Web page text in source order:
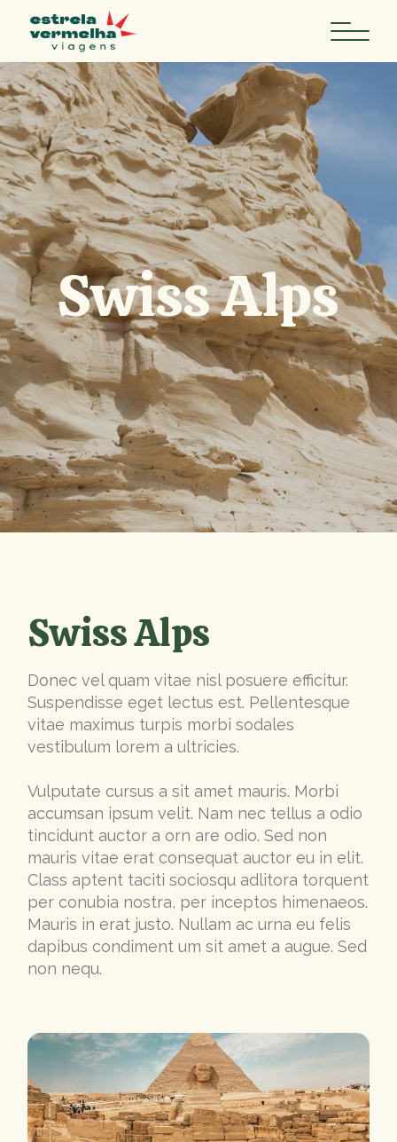
Swiss Alps
Swiss Alps
Donec vel quam vitae nisl posuere efficitur.
Suspendisse eget lectus est. Pellentesque
vitae maximus turpis morbi sodales
vestibulum lorem a ultricies.
Vulputate cursus a sit amet mauris. Morbi
accumsan ipsum velit. Nam nec tellus a odio
tincidunt auctor a orn are odio. Sed non
mauris vitae erat consequat auctor eu in elit.
Class aptent taciti sociosqu adlitora torquent
per conubia nostra, per inceptos himenaeos.
Mauris in erat justo. Nullam ac urna eu felis
dapibus condiment um sit amet a augue. Sed
non nequ.